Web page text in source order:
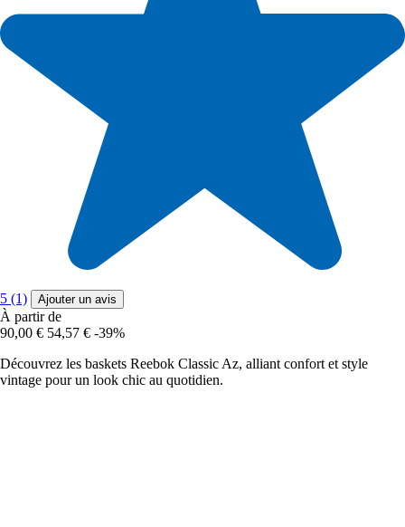
5 (1) Ajouter un avis
À partir de
90,00 € 54,57 € -39%
Découvrez les baskets Reebok Classic Az, alliant confort et style
vintage pour un look chic au quotidien.